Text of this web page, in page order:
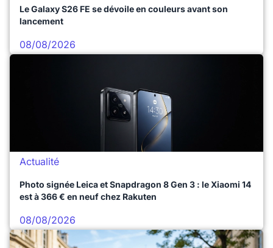
Le Galaxy S26 FE se dévoile en couleurs avant son
lancement
08/08/2026
Actualité
Photo signée Leica et Snapdragon 8 Gen 3 : le Xiaomi 14
est à 366 € en neuf chez Rakuten
08/08/2026